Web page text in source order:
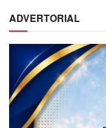
ADVERTORIAL